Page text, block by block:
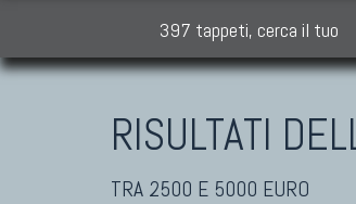
397 tappeti, cerca il tuo
RISULTATI
TRA 2500 E 5000 EURO